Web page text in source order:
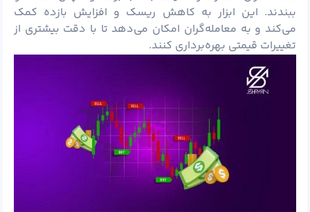
ببندند. این ابزار به کاهش ریسک و افزایش بازده کمک
می‌کند و به معامله‌گران امکان می‌دهد تا با دقت بیشتری از
تغییرات قیمتی بهره‌برداری کنند.